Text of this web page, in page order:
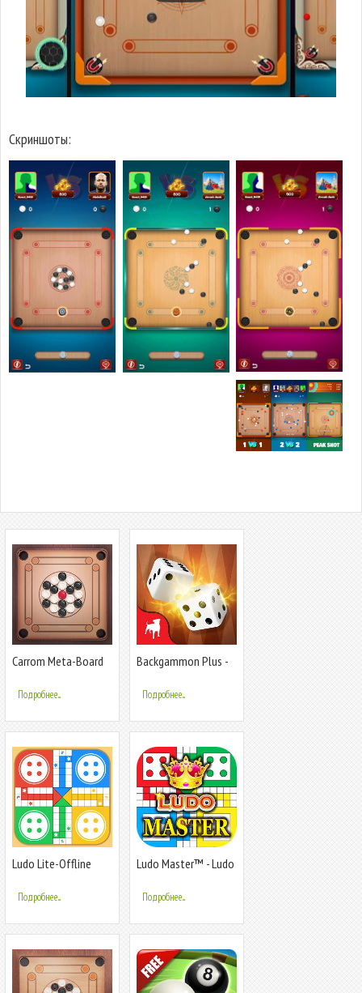
Скриншоты:
Carrom Meta-Board
Подробнее...
Backgammon Plus -
Подробнее...
Ludo Lite-Offline
Подробнее...
Ludo Master™ - Ludo
Подробнее...